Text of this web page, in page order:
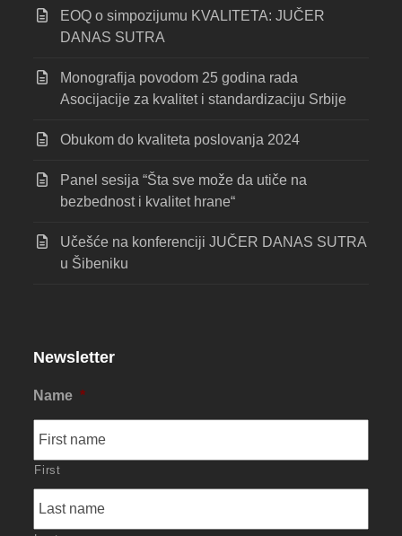
EOQ o simpozijumu KVALITETA: JUČER
DANAS SUTRA
Monografija povodom 25 godina rada
Asocijacije za kvalitet i standardizaciju Srbije
Obukom do kvaliteta poslovanja 2024
Panel sesija “Šta sve može da utiče na
bezbednost i kvalitet hrane“
Učešće na konferenciji JUČER DANAS SUTRA
u Šibeniku
Newsletter
Name *
First